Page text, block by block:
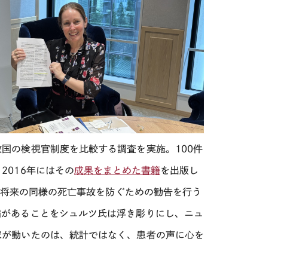
の検視官制度を比較する調査を実施。100件
2016年にはその成果をまとめた書籍を出版し
来の同様の死亡事故を防ぐための勧告を行う
あることをシュルツ氏は浮き彫りにし、ニュ
動いたのは、統計ではなく、患者の声に心を